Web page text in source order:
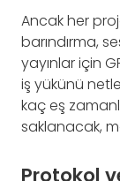
Ancak her
barındırma,
yayınlar için
iş yükünü
kaç eş
saklanacak,
Protokol